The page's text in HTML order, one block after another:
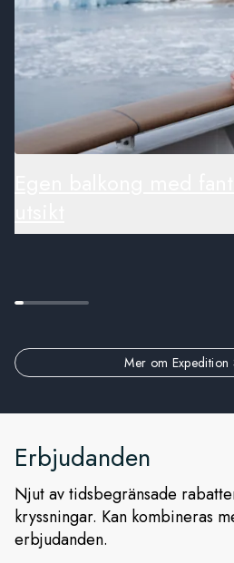
Mer om Expedition
Erbjudanden
Njut av tidsbegränsade
kryssningar. Kan kombineras
erbjudanden.